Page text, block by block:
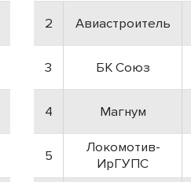
2 Авиастроитель
3 БК Союз
4 Магнум
5
Локомотив-
ИрГУПС